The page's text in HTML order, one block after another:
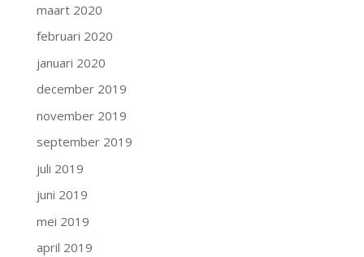
maart 2020
februari 2020
januari 2020
december 2019
november 2019
september 2019
juli 2019
juni 2019
mei 2019
april 2019